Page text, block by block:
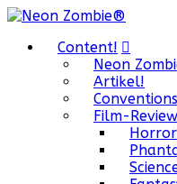
Content!
Neon
Artikel!
Film-